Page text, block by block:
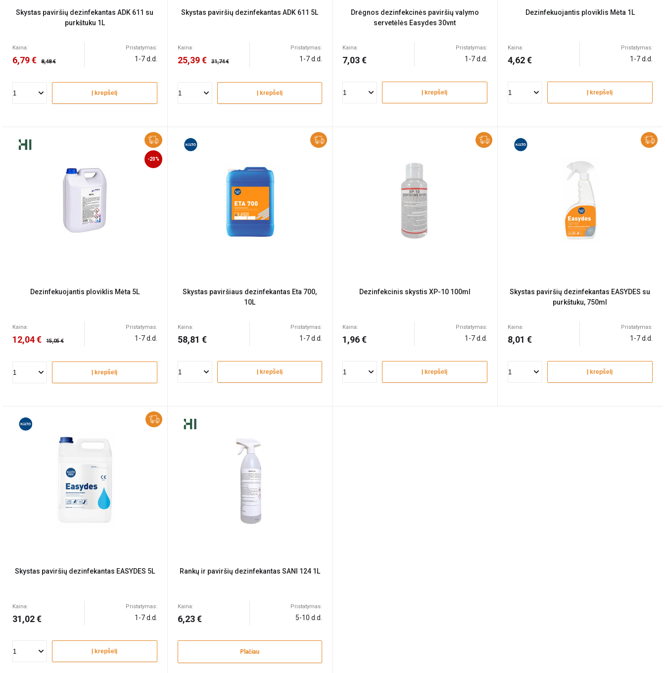
Skystas paviršių dezinfekantas ADK 611 su
purkštuku 1L
Kaina:
6,79 € 8,48 €
Pristatymas:
1-7 d.d.
Į krepšelį
Skystas paviršių dezinfekantas ADK 611 5L
Kaina:
25,39 € 31,74 €
Pristatymas:
1-7 d.d.
Į krepšelį
Drėgnos dezinfekcinės paviršių valymo
servetėlės Easydes 30vnt
Kaina:
7,03 €
Pristatymas:
1-7 d.d.
Į krepšelį
Dezinfekuojantis ploviklis Mėta 1L
Kaina:
4,62 €
Pristatymas:
1-7 d.d.
Į krepšelį
-20%
Dezinfekuojantis ploviklis Mėta 5L
Kaina:
12,04 € 15,05 €
Pristatymas:
1-7 d.d.
Į krepšelį
Skystas paviršiaus dezinfekantas Eta 700,
10L
Kaina:
58,81 €
Pristatymas:
1-7 d.d.
Į krepšelį
Dezinfekcinis skystis XP-10 100ml
Kaina:
1,96 €
Pristatymas:
1-7 d.d.
Į krepšelį
Skystas paviršių dezinfekantas EASYDES su
purkštuku, 750ml
Kaina:
8,01 €
Pristatymas:
1-7 d.d.
Į krepšelį
Skystas paviršių dezinfekantas EASYDES 5L
Kaina:
31,02 €
Pristatymas:
1-7 d.d.
Į krepšelį
Rankų ir paviršių dezinfekantas SANI 124 1L
Kaina:
6,23 €
Pristatymas:
5-10 d.d.
Plačiau